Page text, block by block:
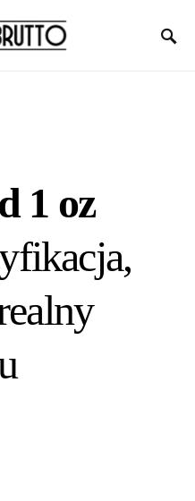
1 oz